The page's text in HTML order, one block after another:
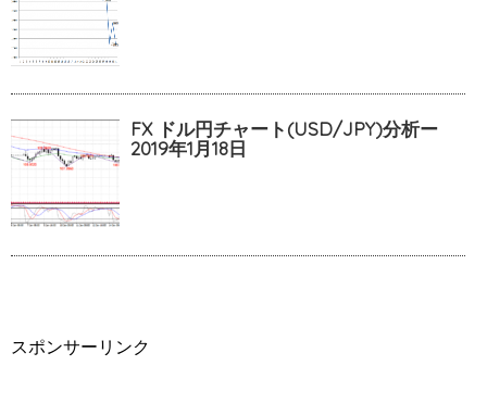
FX ドル円チャート(USD/JPY)分析ー
2019年1月18日
スポンサーリンク